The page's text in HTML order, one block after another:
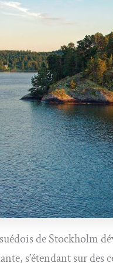
de Stockholm
s’étendant sur des